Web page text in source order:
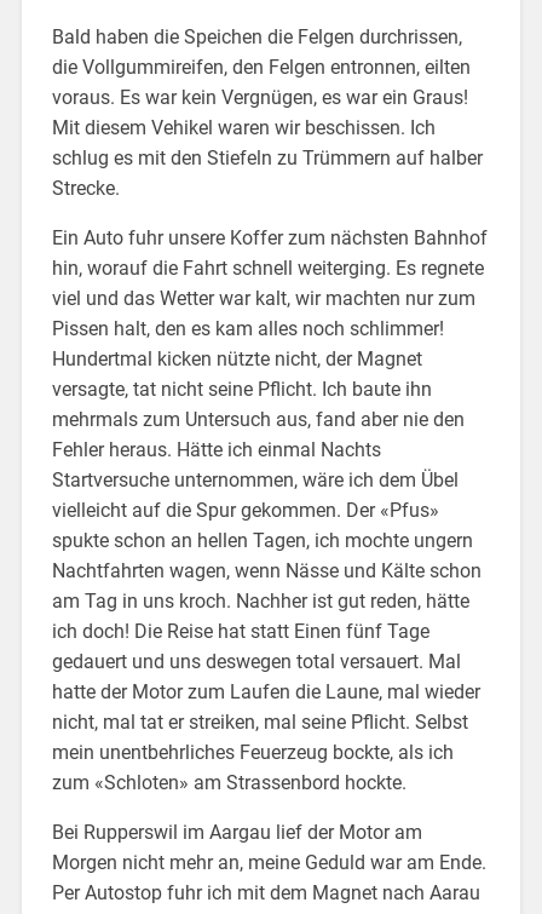
Bald haben die Speichen die Felgen durchrissen,
die Vollgummireifen, den Felgen entronnen, eilten
voraus. Es war kein Vergnügen, es war ein Graus!
Mit diesem Vehikel waren wir beschissen. Ich
schlug es mit den Stiefeln zu Trümmern auf halber
Strecke.
Ein Auto fuhr unsere Koffer zum nächsten Bahnhof
hin, worauf die Fahrt schnell weiterging. Es regnete
viel und das Wetter war kalt, wir machten nur zum
Pissen halt, den es kam alles noch schlimmer!
Hundertmal kicken nützte nicht, der Magnet
versagte, tat nicht seine Pflicht. Ich baute ihn
mehrmals zum Untersuch aus, fand aber nie den
Fehler heraus. Hätte ich einmal Nachts
Startversuche unternommen, wäre ich dem Übel
vielleicht auf die Spur gekommen. Der «Pfus»
spukte schon an hellen Tagen, ich mochte ungern
Nachtfahrten wagen, wenn Nässe und Kälte schon
am Tag in uns kroch. Nachher ist gut reden, hätte
ich doch! Die Reise hat statt Einen fünf Tage
gedauert und uns deswegen total versauert. Mal
hatte der Motor zum Laufen die Laune, mal wieder
nicht, mal tat er streiken, mal seine Pflicht. Selbst
mein unentbehrliches Feuerzeug bockte, als ich
zum «Schloten» am Strassenbord hockte.
Bei Rupperswil im Aargau lief der Motor am
Morgen nicht mehr an, meine Geduld war am Ende.
Per Autostop fuhr ich mit dem Magnet nach Aarau